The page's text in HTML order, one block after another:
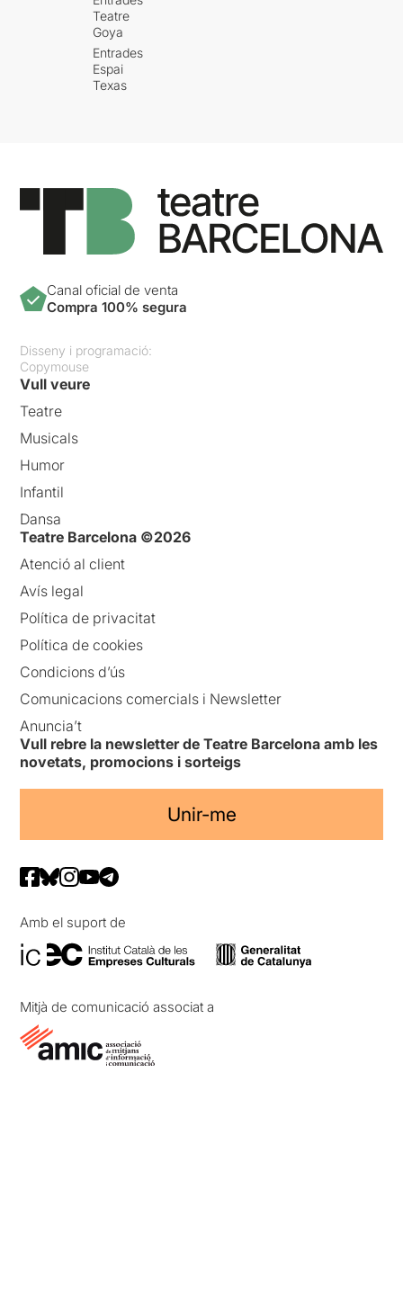
Teatre
Goya
Entrades
Espai
Texas
Canal oficial de venta
Compra 100% segura
Disseny i programació:
Copymouse
Vull veure
Teatre
Musicals
Humor
Infantil
Dansa
Teatre Barcelona ©2026
Atenció al client
Avís legal
Política de privacitat
Política de cookies
Condicions d’ús
Comunicacions comercials i Newsletter
Anuncia’t
Vull rebre la newsletter de Teatre Barcelona amb les
novetats, promocions i sorteigs
Unir-me
Amb el suport de
Mitjà de comunicació associat a